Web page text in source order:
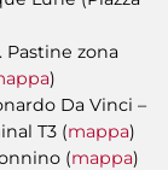
Pastine zona
)
Da Vinci –
T3 (mappa)
(mappa)